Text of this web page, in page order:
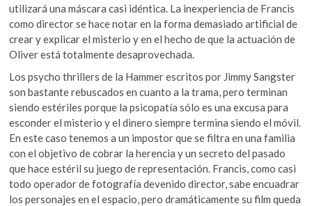
utilizará una máscara casi idéntica. La inexperiencia de Francis
como director se hace notar en la forma demasiado artificial de
crear y explicar el misterio y en el hecho de que la actuación de
Oliver está totalmente desaprovechada.
Los psycho thrillers de la Hammer escritos por Jimmy Sangster
son bastante rebuscados en cuanto a la trama, pero terminan
siendo estériles porque la psicopatía sólo es una excusa para
esconder el misterio y el dinero siempre termina siendo el móvil.
En este caso tenemos a un impostor que se filtra en una familia
con el objetivo de cobrar la herencia y un secreto del pasado
que hace estéril su juego de representación. Francis, como casi
todo operador de fotografía devenido director, sabe encuadrar
los personajes en el espacio, pero dramáticamente su film queda